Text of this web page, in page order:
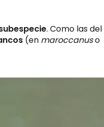
. Como las del
(en maroccanuso